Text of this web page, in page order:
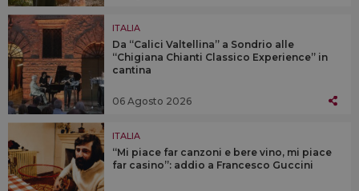
ITALIA
Da “Calici Valtellina” a Sondrio alle
“Chigiana Chianti Classico Experience” in
cantina
06 Agosto 2026
ITALIA
“Mi piace far canzoni e bere vino, mi piace
far casino”: addio a Francesco Guccini